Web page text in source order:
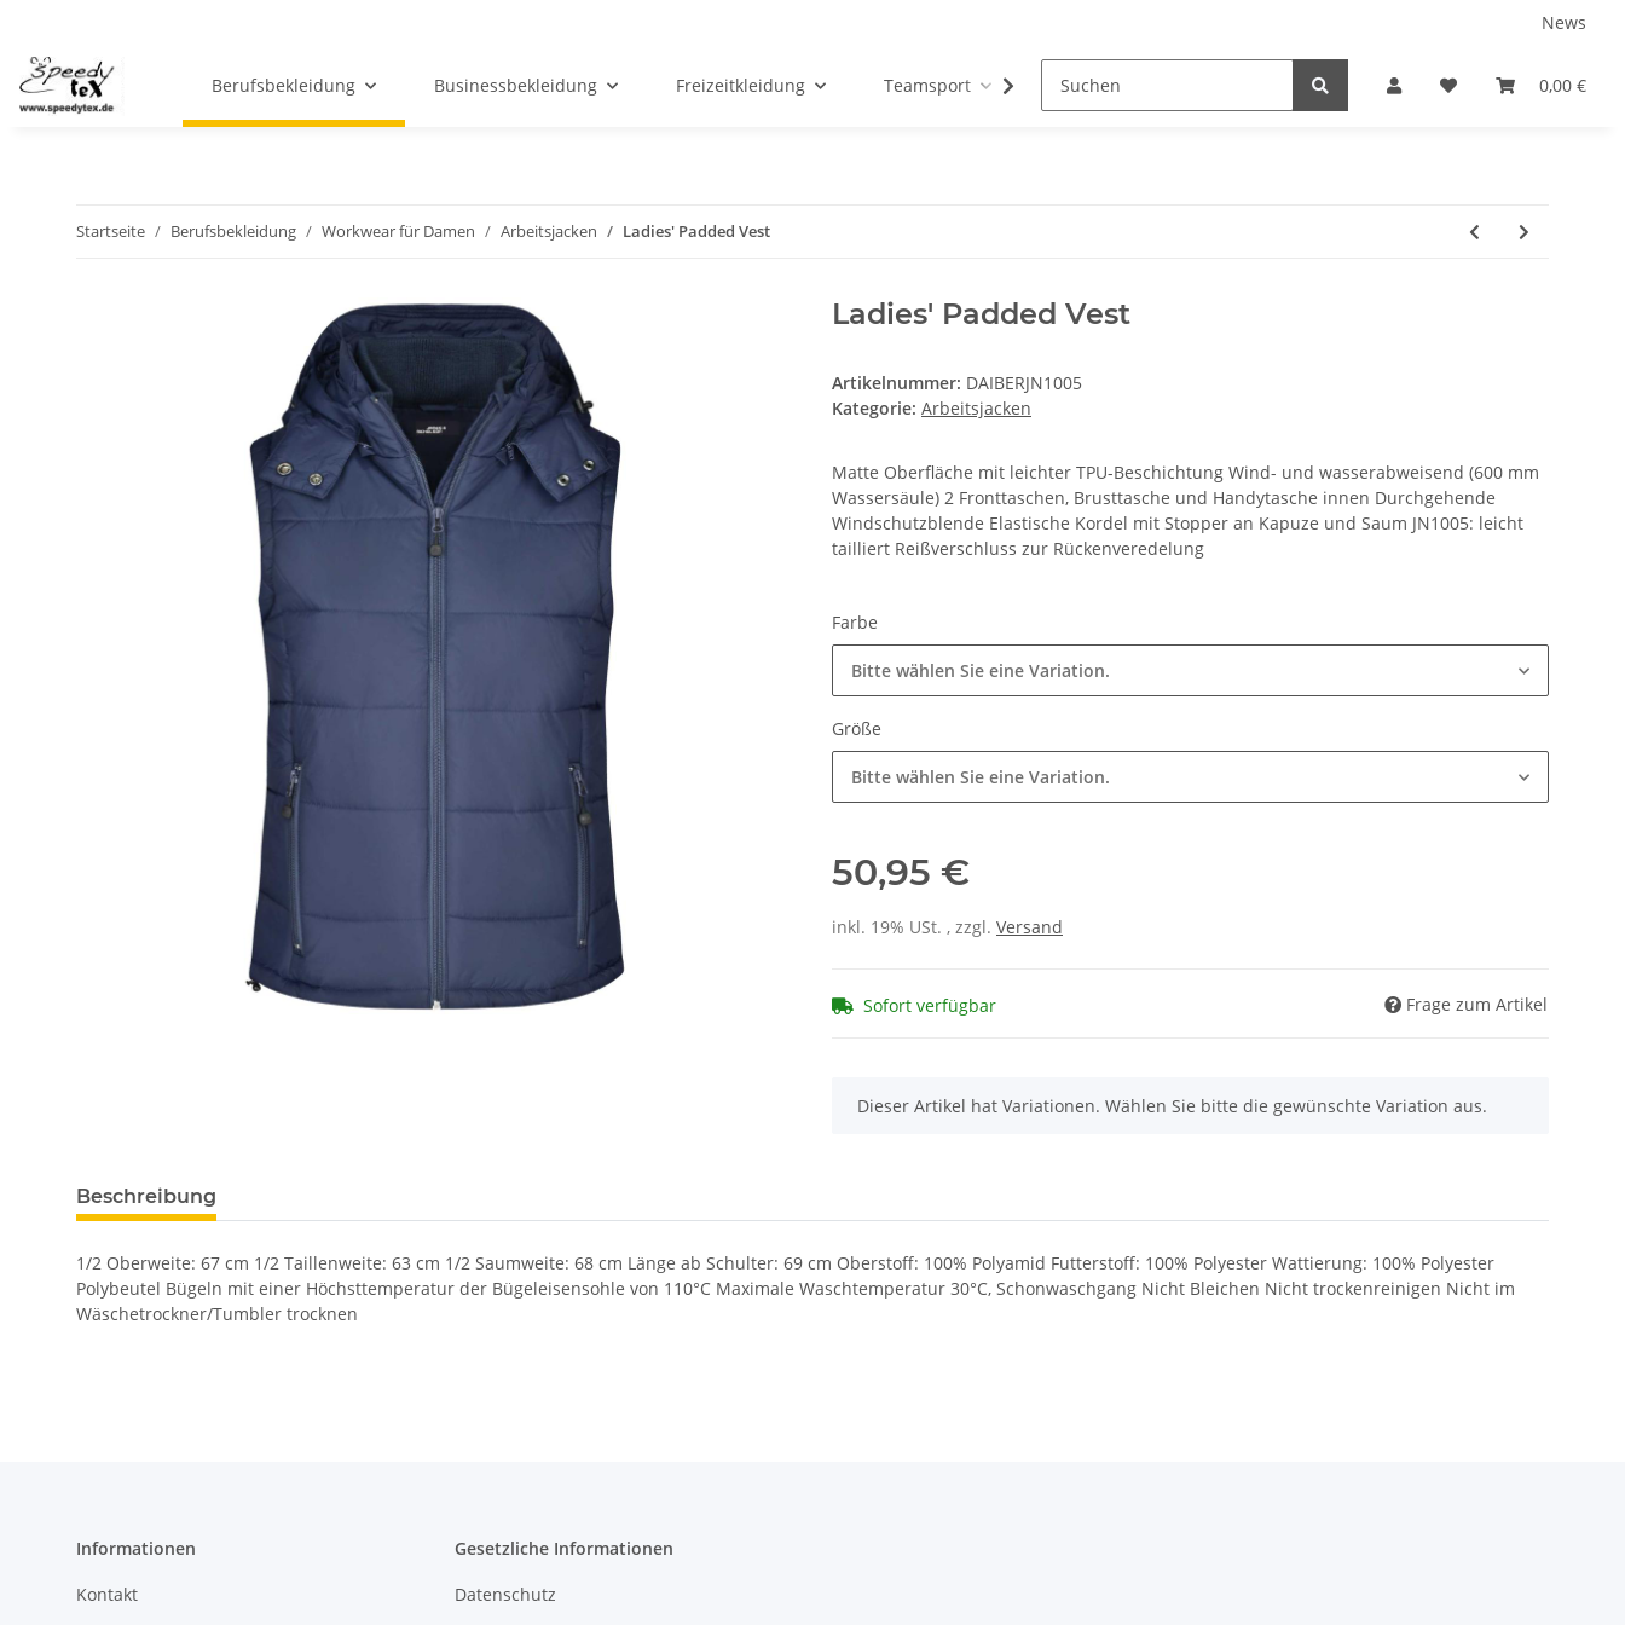
News
0,00 €
Berufsbekleidung Businessbekleidung Freizeitkleidung Teamsport Partnershops
Startseite Berufsbekleidung Workwear für Damen Arbeitsjacken Ladies' Padded Vest
Ladies' Padded Vest
Artikelnummer: DAIBERJN1005
Kategorie: Arbeitsjacken
Matte Oberfläche mit leichter TPU-Beschichtung Wind- und wasserabweisend (600 mm
Wassersäule) 2 Fronttaschen, Brusttasche und Handytasche innen Durchgehende
Windschutzblende Elastische Kordel mit Stopper an Kapuze und Saum JN1005: leicht
tailliert Reißverschluss zur Rückenveredelung
Farbe
Bitte wählen Sie eine Variation.
Größe
Bitte wählen Sie eine Variation.
50,95 €
inkl. 19% USt. , zzgl. Versand
Sofort verfügbar Frage zum Artikel
x
Dieser Artikel hat Variationen. Wählen Sie bitte die gewünschte Variation aus.
Beschreibung
1/2 Oberweite: 67 cm 1/2 Taillenweite: 63 cm 1/2 Saumweite: 68 cm Länge ab Schulter: 69 cm Oberstoff: 100% Polyamid Futterstoff: 100% Polyester Wattierung: 100% Polyester
Polybeutel Bügeln mit einer Höchsttemperatur der Bügeleisensohle von 110°C Maximale Waschtemperatur 30°C, Schonwaschgang Nicht Bleichen Nicht trockenreinigen Nicht im
Wäschetrockner/Tumbler trocknen
Informationen
Kontakt
Gesetzliche Informationen
Datenschutz